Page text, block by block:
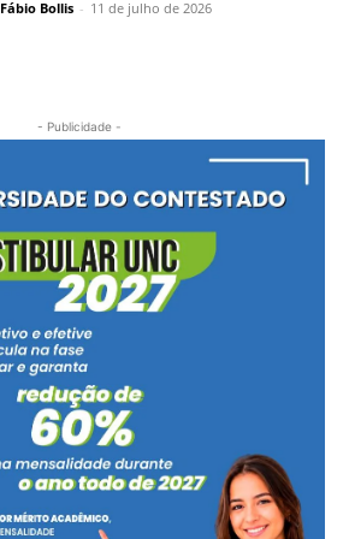
Fábio Bollis - 11 de julho de 2026
- Publicidade -